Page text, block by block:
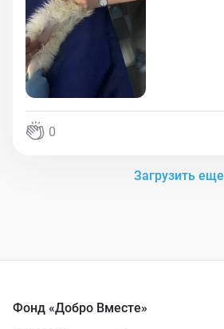
0
Загрузить еще
Фонд «Добро Вместе»